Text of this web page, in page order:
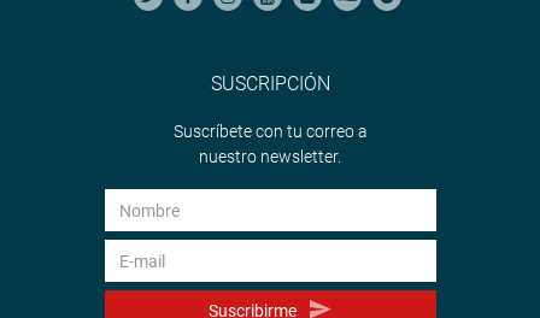
SUSCRIPCIÓN
Suscríbete con tu correo a
nuestro newsletter.
Suscribirme